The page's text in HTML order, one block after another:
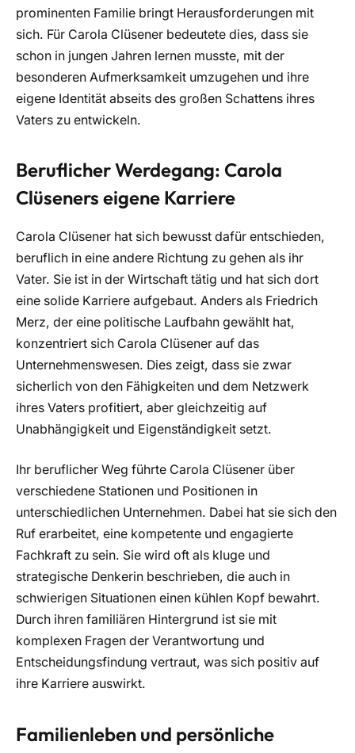
prominenten Familie bringt Herausforderungen mit
sich. Für Carola Clüsener bedeutete dies, dass sie
schon in jungen Jahren lernen musste, mit der
besonderen Aufmerksamkeit umzugehen und ihre
eigene Identität abseits des großen Schattens ihres
Vaters zu entwickeln.
Beruflicher Werdegang: Carola
Clüseners eigene Karriere
Carola Clüsener hat sich bewusst dafür entschieden,
beruflich in eine andere Richtung zu gehen als ihr
Vater. Sie ist in der Wirtschaft tätig und hat sich dort
eine solide Karriere aufgebaut. Anders als Friedrich
Merz, der eine politische Laufbahn gewählt hat,
konzentriert sich Carola Clüsener auf das
Unternehmenswesen. Dies zeigt, dass sie zwar
sicherlich von den Fähigkeiten und dem Netzwerk
ihres Vaters profitiert, aber gleichzeitig auf
Unabhängigkeit und Eigenständigkeit setzt.
Ihr beruflicher Weg führte Carola Clüsener über
verschiedene Stationen und Positionen in
unterschiedlichen Unternehmen. Dabei hat sie sich den
Ruf erarbeitet, eine kompetente und engagierte
Fachkraft zu sein. Sie wird oft als kluge und
strategische Denkerin beschrieben, die auch in
schwierigen Situationen einen kühlen Kopf bewahrt.
Durch ihren familiären Hintergrund ist sie mit
komplexen Fragen der Verantwortung und
Entscheidungsfindung vertraut, was sich positiv auf
ihre Karriere auswirkt.
Familienleben und persönliche